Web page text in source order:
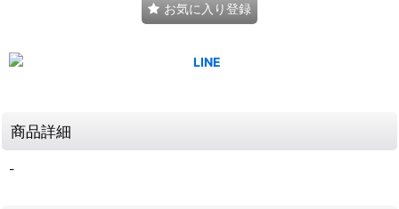
お気に入り登録
商品詳細
-